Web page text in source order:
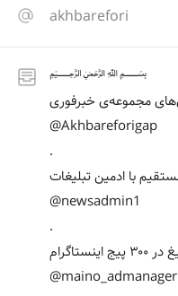
akhbarefori
﷽
@Akhbareforigap
.
@newsadmin1
.
@maino_admanager